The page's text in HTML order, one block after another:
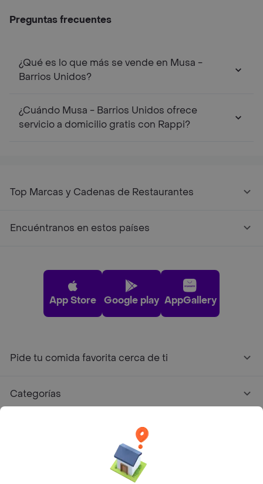
Preguntas frecuentes
¿Qué es lo que más se vende en Musa -
Barrios Unidos?
¿Cuándo Musa - Barrios Unidos ofrece
servicio a domicilio gratis con Rappi?
Top Marcas y Cadenas de Restaurantes
Encuéntranos en estos países
App Store Google play AppGallery
Pide tu comida favorita cerca de ti
Categorías